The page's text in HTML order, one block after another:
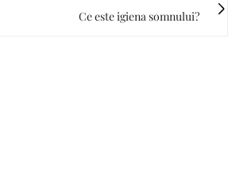
Ce este igiena somnului?